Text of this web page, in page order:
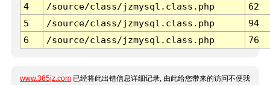
4
/source/class/jzmysql.class.php
62
5
/source/class/jzmysql.class.php
94
6
/source/class/jzmysql.class.php 76
www.365jz.com 已经将此出错信息详细记录, 由此给您带来的访问不便我